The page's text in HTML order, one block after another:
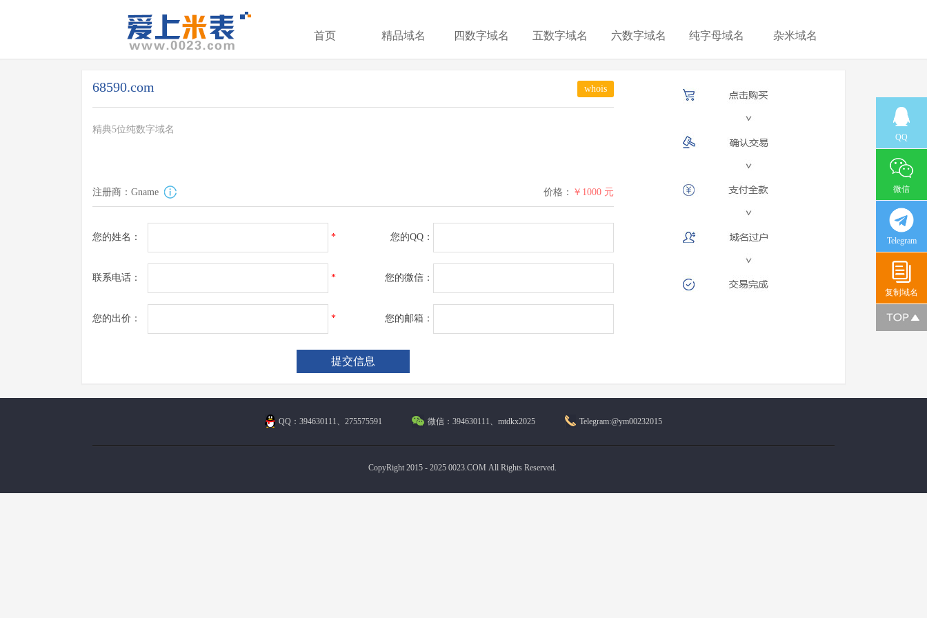
首页 精品域名 四数字域名 五数字域名 六数字域名 纯字母域名 杂米域名
68590.com whois
精典5位纯数字域名
注册商：Gname 价格： ￥1000 元
您的姓名： * 您的QQ：
联系电话： * 您的微信：
您的出价： * 您的邮箱：
QQ：394630111、275575591 微信：394630111、mtdkx2025 Telegram:@ym00232015
CopyRight 2015 - 2025 0023.COM All Rights Reserved.
QQ
微信
Telegram
复制域名